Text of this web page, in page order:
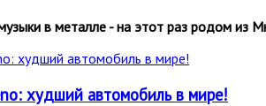
в металле - на этот раз родом из
худший автомобиль в мире!